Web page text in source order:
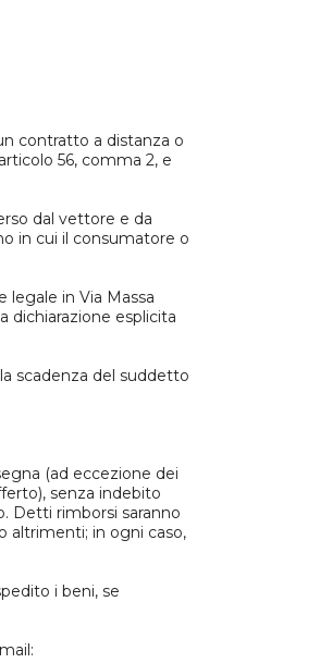
contratto a distanza o
56, comma 2, e
dal vettore e da
in cui il consumatore o
legale in Via Massa
dichiarazione esplicita
scadenza del suddetto
(ad eccezione dei
senza indebito
Detti rimborsi saranno
altrimenti; in ogni caso,
i beni, se